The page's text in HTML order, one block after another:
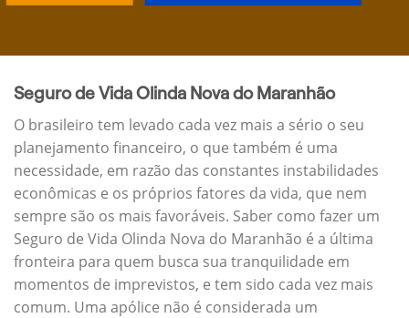
Seguro de Vida Olinda Nova do Maranhão
O brasileiro tem levado cada vez mais a sério o seu
planejamento financeiro, o que também é uma
necessidade, em razão das constantes instabilidades
econômicas e os próprios fatores da vida, que nem
sempre são os mais favoráveis. Saber como fazer um
Seguro de Vida Olinda Nova do Maranhão é a última
fronteira para quem busca sua tranquilidade em
momentos de imprevistos, e tem sido cada vez mais
comum. Uma apólice não é considerada um